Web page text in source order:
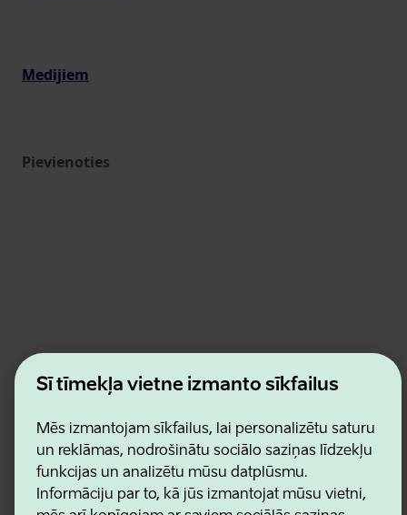
Šī tīmekļa vietne izmanto sīkfailus
Mēs izmantojam sīkfailus, lai personalizētu saturu
un reklāmas, nodrošinātu sociālo saziņas līdzekļu
funkcijas un analizētu mūsu datplūsmu.
Informāciju par to, kā jūs izmantojat mūsu vietni,
Medijiem
Pievienoties
Estonian Business and Innovation Agency
Kontakti
Lietošanas noteikumi
Sīkdatņu un konfidencialitātes politika